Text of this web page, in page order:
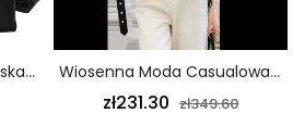
Wodoodporna Torba Męska Oxford Z Materiału Oxford Torba Na Komputer Torba Czarna Wiosenna Moda Casualowa Damska Skórzana Kurtka Krótka Szykowna Czarna
zł231.30 zł349.60